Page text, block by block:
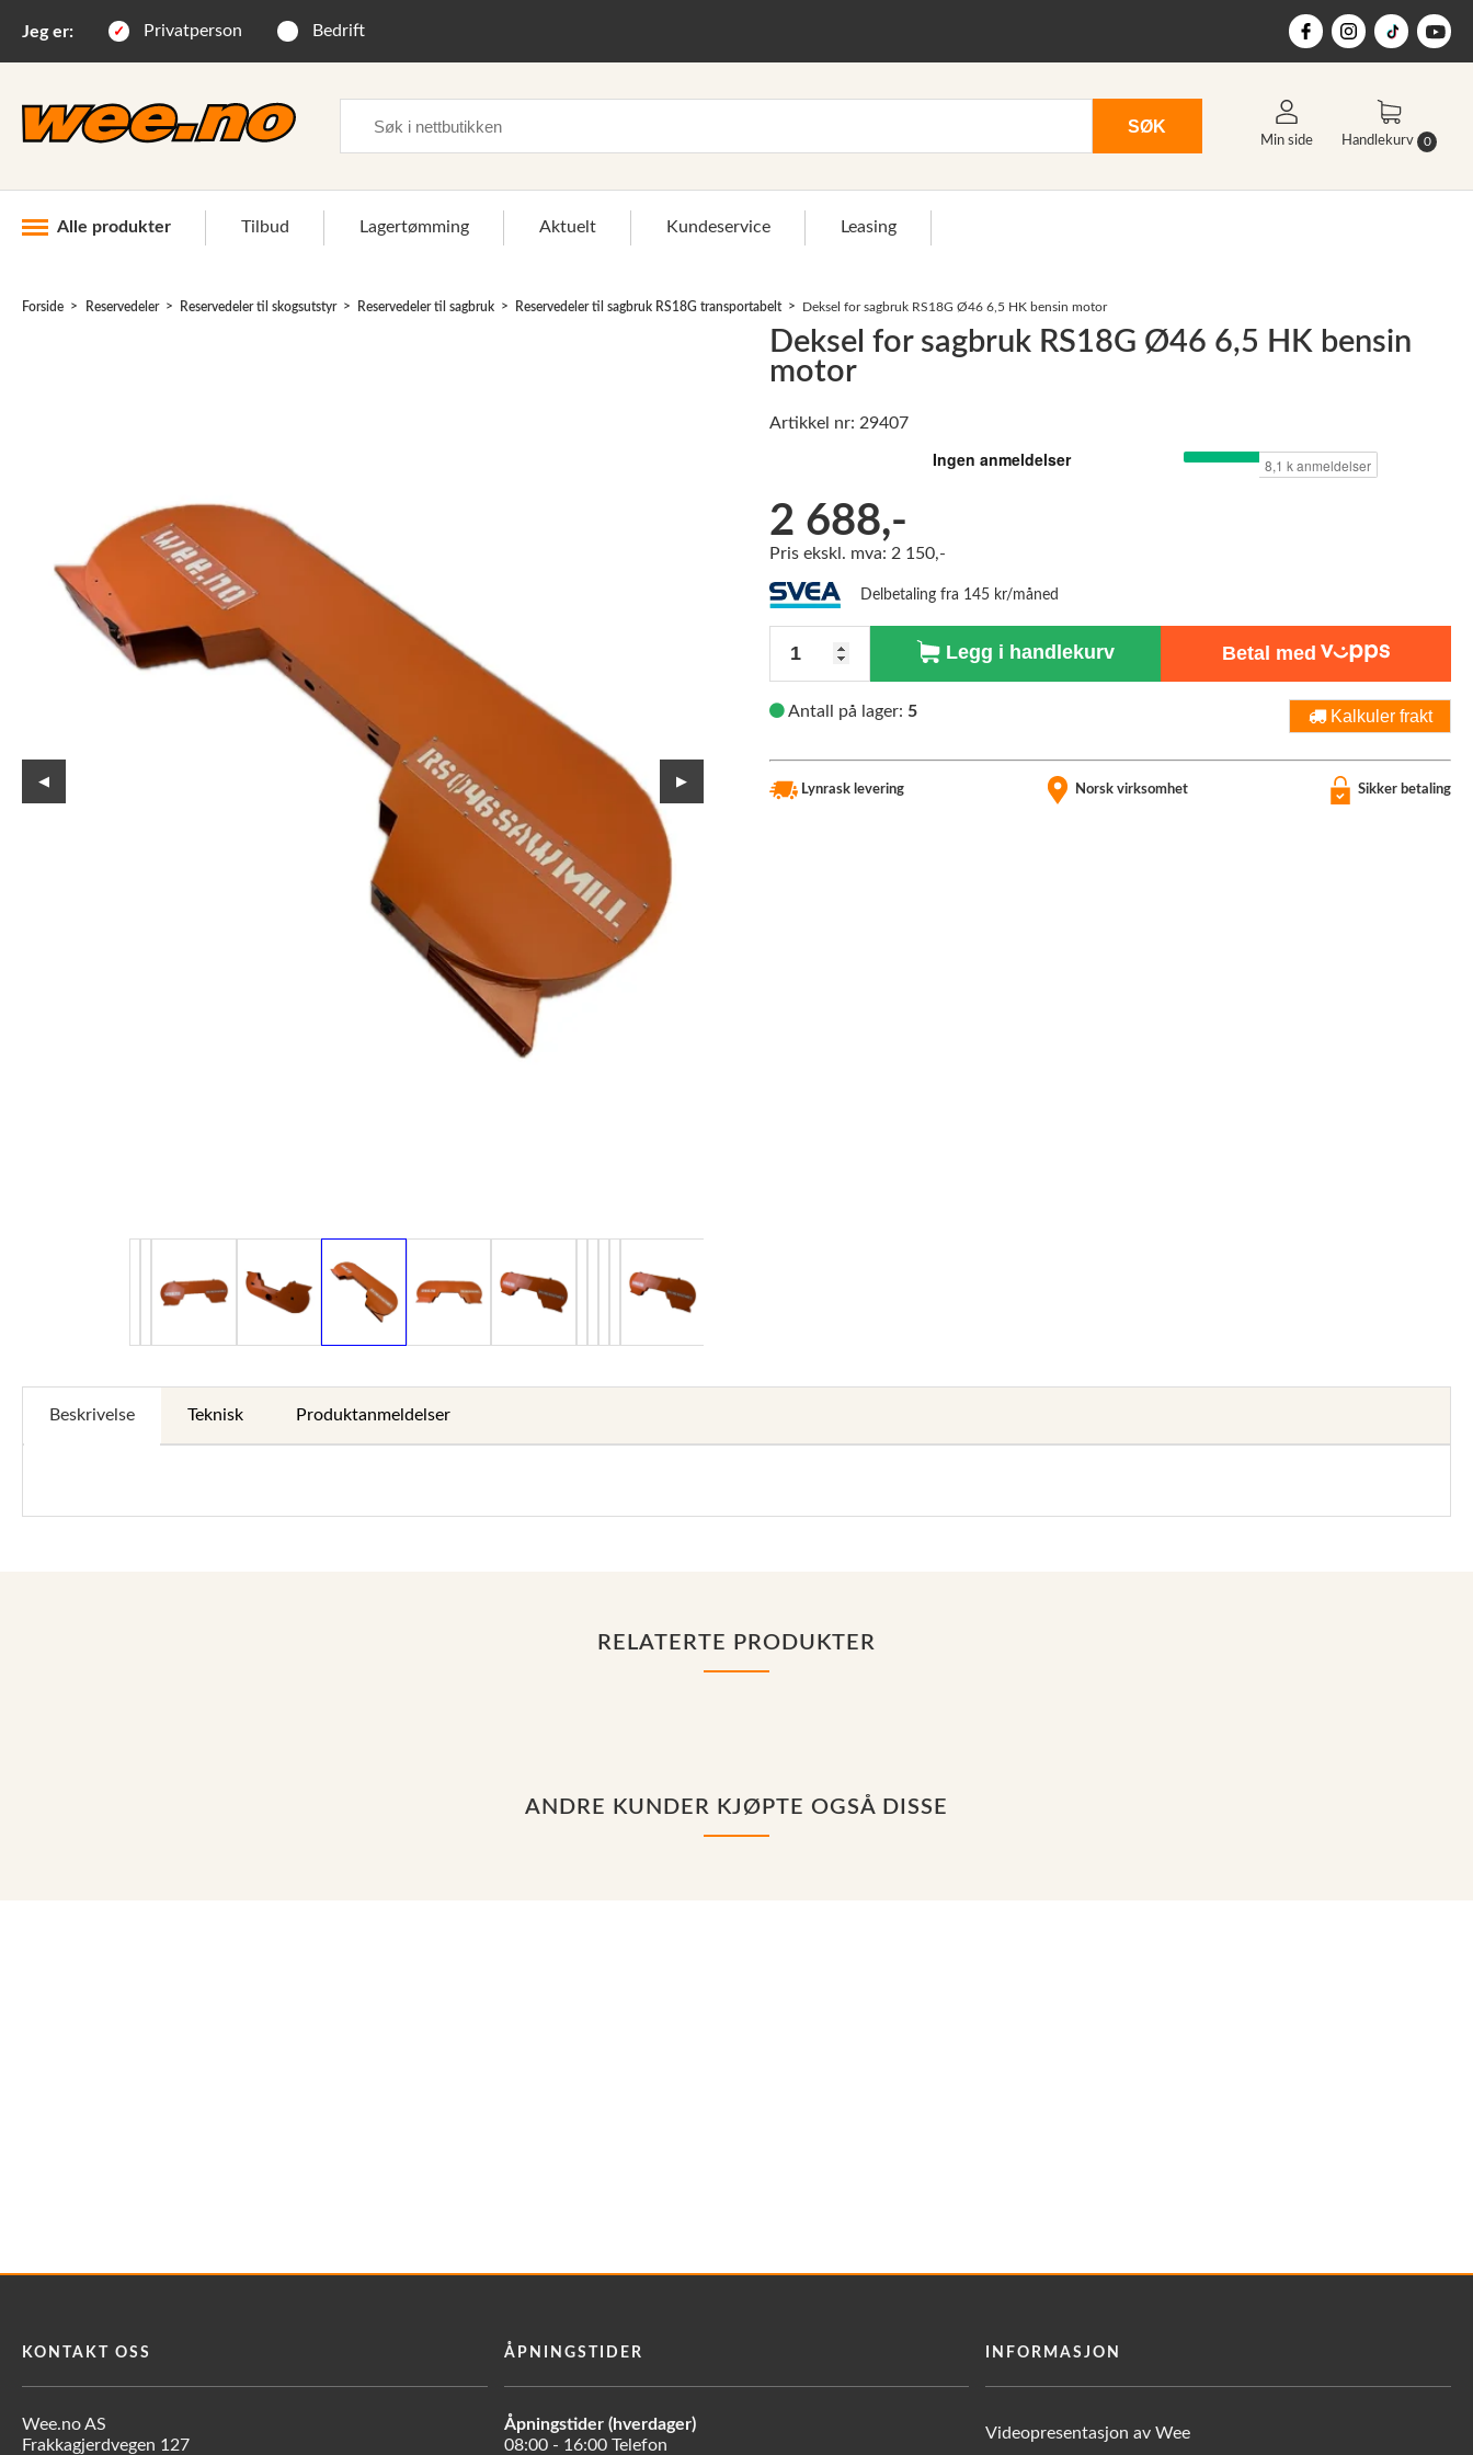
Jeg er: Privatperson Bedrift
SØK
Min side Handlekurv 0
Alle produkter Tilbud Lagertømming Aktuelt Kundeservice Leasing
Reservedeler
Nye Wee produkter
Tilbud
Lagertømming
Leasing
Forside Reservedeler Reservedeler til skogsutstyr Reservedeler til sagbruk Reservedeler til sagbruk RS18G transportabelt Deksel for sagbruk RS18G Ø46 6,5 HK bensin motor
◀ ▶
Deksel for sagbruk RS18G Ø46 6,5 HK bensin
motor
Artikkel nr: 29407
2 688,-
Pris ekskl. mva: 2 150,-
Delbetaling fra 145 kr/måned
Legg i handlekurv Betal med
Antall på lager: 5 Kalkuler frakt
Lynrask levering Norsk virksomhet Sikker betaling
Beskrivelse Teknisk Produktanmeldelser
RELATERTE PRODUKTER
ANDRE KUNDER KJØPTE OGSÅ DISSE
KONTAKT OSS
Wee.no AS
Frakkagjerdvegen 127
ÅPNINGSTIDER
Åpningstider (hverdager)
08:00 - 16:00 Telefon
INFORMASJON
Videopresentasjon av Wee